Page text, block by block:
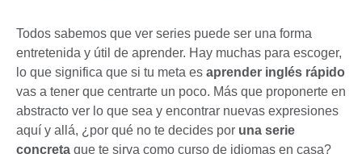
Todos sabemos que ver series puede ser una forma
entretenida y útil de aprender. Hay muchas para escoger,
lo que significa que si tu meta es aprender inglés rápido
vas a tener que centrarte un poco. Más que proponerte en
abstracto ver lo que sea y encontrar nuevas expresiones
aquí y allá, ¿por qué no te decides por una serie
concreta que te sirva como curso de idiomas en casa?